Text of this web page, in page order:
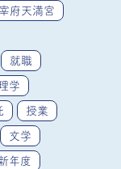
府天満宮
就職
学
授業
文学
年度